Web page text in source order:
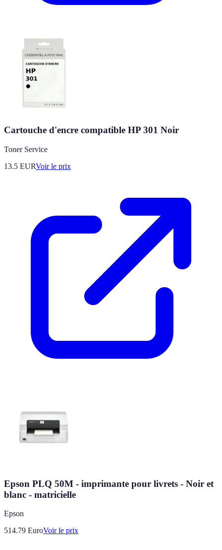
Cartouche d'encre compatible HP 301 Noir
Toner Service
13.5 EURVoir le prix
Epson PLQ 50M - imprimante pour livrets - Noir et
blanc - matricielle
Epson
514.79 EuroVoir le prix